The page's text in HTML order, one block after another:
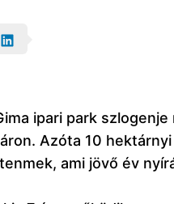
ipari park
Azóta 10
ami jövő év